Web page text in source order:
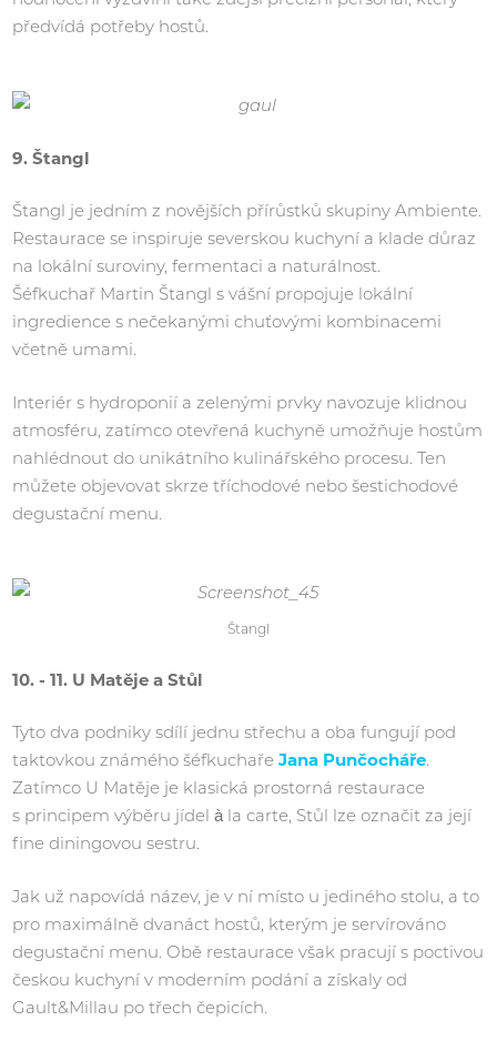
předvídá potřeby hostů.
9. Štangl
Štangl je jedním z novějších přírůstků skupiny Ambiente.
Restaurace se inspiruje severskou kuchyní a klade důraz
na lokální suroviny, fermentaci a naturálnost.
Šéfkuchař Martin Štangl s vášní propojuje lokální
ingredience s nečekanými chuťovými kombinacemi
včetně umami.
Interiér s hydroponií a zelenými prvky navozuje klidnou
atmosféru, zatímco otevřená kuchyně umožňuje hostům
nahlédnout do unikátního kulinářského procesu. Ten
můžete objevovat skrze tříchodové nebo šestichodové
degustační menu.
Štangl
10. - 11. U Matěje a Stůl
Tyto dva podniky sdílí jednu střechu a oba fungují pod
taktovkou známého šéfkuchařeJana Punčocháře.
Zatímco U Matěje je klasická prostorná restaurace
s principem výběru jídel à la carte, Stůl lze označit za její
fine diningovou sestru.
Jak už napovídá název, je v ní místo u jediného stolu, a to
pro maximálně dvanáct hostů, kterým je servírováno
degustační menu. Obě restaurace však pracují s poctivou
českou kuchyní v moderním podání a získaly od
Gault&Millau po třech čepicích.